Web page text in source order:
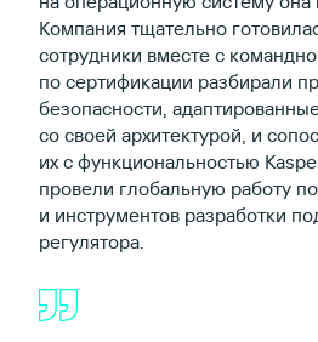
Компания тщательно
сотрудники вместе с
по сертификации разбирали
безопасности,
со своей архитектурой, и
их с функциональностью
провели глобальную работу
и инструментов разработки
регулятора.